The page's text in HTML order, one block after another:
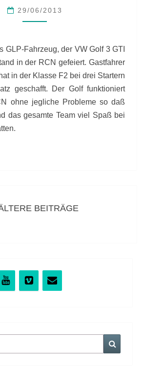
RCN
–
RUHR
29/06/2013
GLP-Fahrzeug, der VW Golf 3 GTI
in der RCN gefeiert. Gastfahrer
in der Klasse F2 bei drei Startern
geschafft. Der Golf funktioniert
ohne jegliche Probleme so daß
das gesamte Team viel Spaß bei
BEITRÄGE